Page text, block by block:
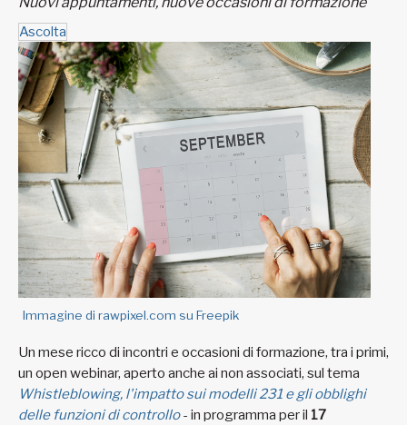
Ascolta
Immagine di rawpixel.com su Freepik
Un mese ricco di incontri e occasioni di formazione, tra i primi,
un open webinar, aperto anche ai non associati, sul tema
Whistleblowing, l'impatto sui modelli 231 e gli obblighi
delle funzioni di controllo- in programma per il 17